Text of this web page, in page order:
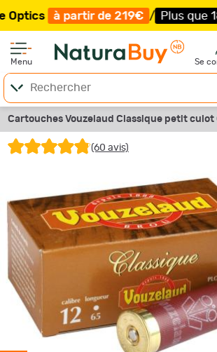
de 219€ / Plus que 18
Menu Se
Cartouches Vouzelaud Classique petit culot
(60 avis)